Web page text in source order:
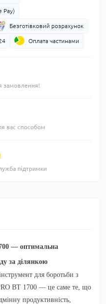
Pay)
Безготівковий розрахунок
Оплата частинами
замовлення!
вас способом
підтримки
— оптимальна
за ділянкою
для боротьби з
ВТ 1700 — це саме те, що
продуктивність,